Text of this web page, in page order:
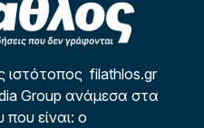
ιστότοπος filathlos.gr
Group ανάμεσα στα
είναι: ο